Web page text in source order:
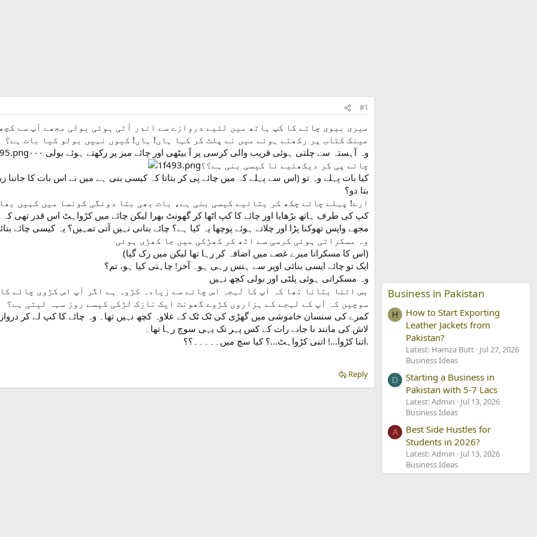
#1
میری بیوی چائے کا کپ ہاتھ میں لئیے دروازے سے اندر آتی ہوئی بولی مجھے آپ سے
عینک کتاب پر رکھتے ہوئے میں نے پلٹ کر کہا ہاں! ہاں! کیوں نہیں بولو کیا بات ہے؟
وہ آہستہ سے چلتی ہوئی قریب والی کرسی پر آ بیٹھی اور چائے میز پر رکھتے ہوئے بولی ۰۰۰
چائے پی کر دیکھئیے نا کیسی بنی ہے؟؟
بتا دو؟
ارے! پہلے چائے چکھ کر بتائیے کیسی بنی ہے، بات بھی بتا دونگی کونسا میں کہیں
مجھے واپس تھوکنا پڑا اور چلاتے ہوئے پوچھا یہ کیا ہے؟ چائے بنانی نہیں آتی تمہیں؟ یہ کیسی چائے
وہ مسکراتی ہوئی کرسی سے اٹھ کر کھڑکی میں جا کھڑی ہوئی
(اس کا مسکرانا میرے غصے میں اضافہ کر رہا تھا لیکن میں رک گیا)
ایک تو چائے ایسی بنائی اوپر سے ہنس رہی ہو۔ آخر! چاہتی کیا ہو، تم؟
وہ مسکراتی ہوئی پلٹی اور بولی کچھ نہیں
بس اتنا بتانا تھا کہ آپ کا لہجہ اس چائے سے زیادہ کڑوہ ہے اگر آپ اس کڑوی چائے
سوچیں کہ آپ کے لہجے کے ہزاروں کڑوے گھونٹ ایک نازک لڑکی کیسے روز سہہ لیتی ہے؟
کمرے کی سنسان خاموشی میں گھڑی کی ٹک ٹک کے علاوہ کچھ نہیں تھا۔ وہ چائے کا کپ لے کر
لاش کی مانند نا جانے رات کے کس پہر تک یہی سوچ رہا تھا۔
اتنا کڑوا...! اتنی کڑواہٹ...؟ کیا سچ میں۔۔۔۔۔؟؟.
Reply
Business in Pakistan
H
How to Start Exporting
Leather Jackets from
Pakistan?
Latest: Hamza Butt Jul 27, 2026
Business Ideas
D
Starting a Business in
Pakistan with 5-7 Lacs
Latest: Admin
Jul 13, 2026
Business Ideas
A
Best Side Hustles for
Students in 2026?
Latest: Admin
Jul 13, 2026
Business Ideas